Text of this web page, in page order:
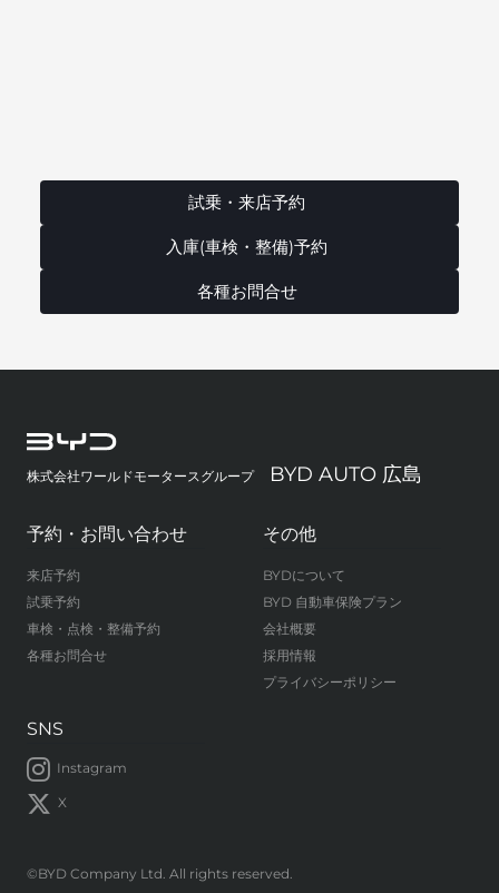
試乗・来店予約
入庫(車検・整備)予約
各種お問合せ
株式会社ワールドモータースグループ BYD AUTO 広島
予約・お問い合わせ
来店予約
試乗予約
車検・点検・整備予約
各種お問合せ
その他
BYDについて
BYD 自動車保険プラン
会社概要
採用情報
プライバシーポリシー
SNS
Instagram
X
©BYD Company Ltd. All rights reserved.